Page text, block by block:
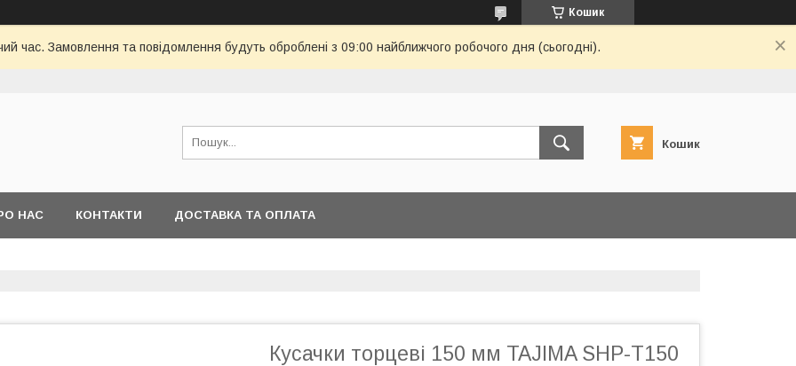
Кошик
час. Замовлення та повідомлення будуть оброблені з 09:00 найближчого робочого дня (сьогодні).
Кошик
НАС КОНТАКТИ ДОСТАВКА ТА ОПЛАТА
Кусачки торцеві 150 мм TAJIMA SHP-T150